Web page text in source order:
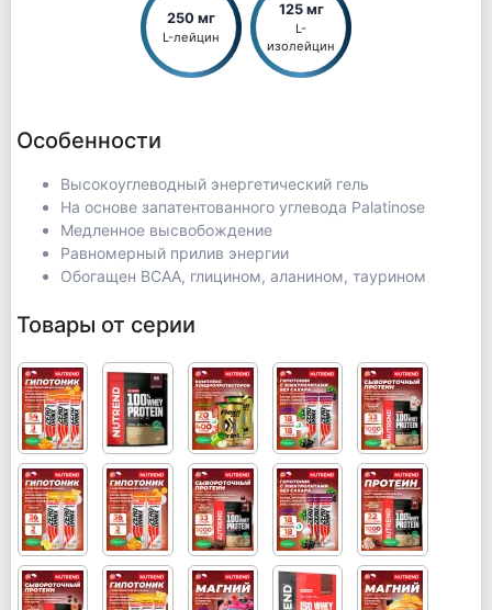
250 мг
L-лейцин
125 мг
L-
изолейцин
Особенности
Высокоуглеводный энергетический гель
На основе запатентованного углевода Palatinose
Медленное высвобождение
Равномерный прилив энергии
Обогащен BCAA, глицином, аланином, таурином
Товары от серии